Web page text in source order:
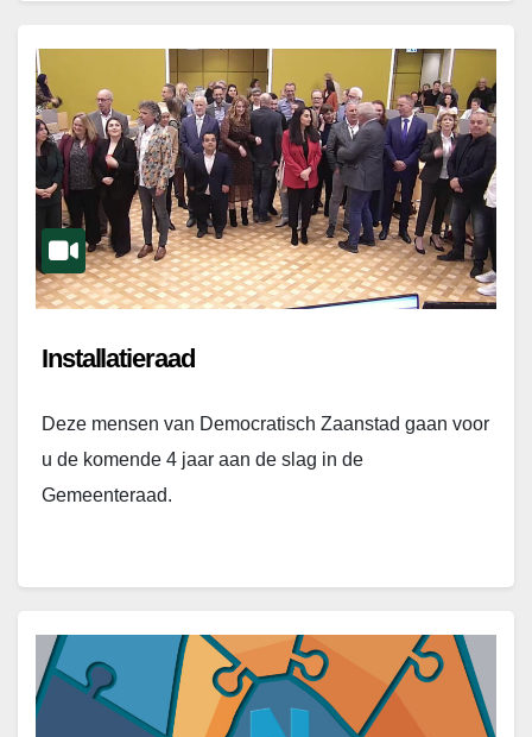
Installatieraad
Deze mensen van Democratisch Zaanstad gaan voor
u de komende 4 jaar aan de slag in de
Gemeenteraad.